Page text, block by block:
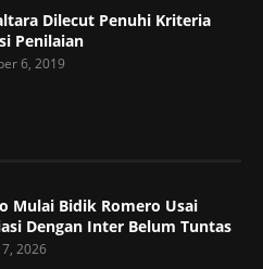
Dilecut Penuhi Kriteria
Penilaian
6, 2019
Mulai Bidik Romero Usai
Dengan Inter Belum Tuntas
2026